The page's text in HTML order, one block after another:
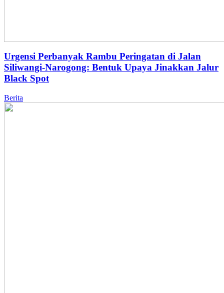
Urgensi Perbanyak Rambu Peringatan di Jalan
Siliwangi-Narogong: Bentuk Upaya Jinakkan Jalur
Black Spot
Berita